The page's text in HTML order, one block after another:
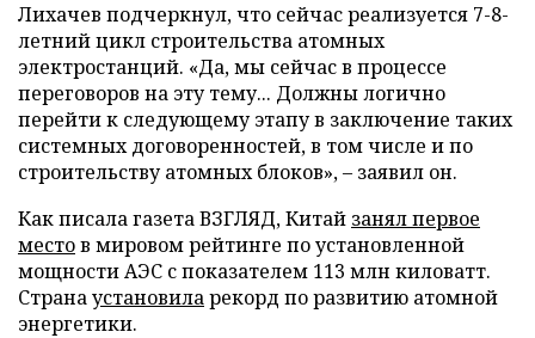
Лихачев подчеркнул, что сейчас реализуется 7-8-
летний цикл строительства атомных
электростанций. «Да, мы сейчас в процессе
переговоров на эту тему... Должны логично
перейти к следующему этапу в заключение таких
системных договоренностей, в том числе и по
строительству атомных блоков», – заявил он.
Как писала газета ВЗГЛЯД, Китай занял первое
местов мировом рейтинге по установленной
мощности АЭС с показателем 113 млн киловатт.
Странаустановиларекорд по развитию атомной
энергетики.